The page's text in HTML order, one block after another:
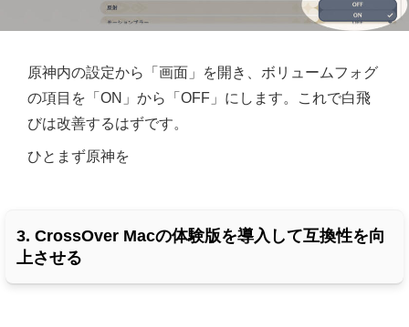
原神内の設定から「画面」を開き、ボリュームフォグ
の項目を「ON」から「OFF」にします。これで白飛
びは改善するはずです。
ひとまず原神を
3. CrossOver Macの体験版を導入して互換性を向
上させる